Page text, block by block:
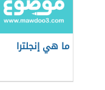
ما هي إنجلترا